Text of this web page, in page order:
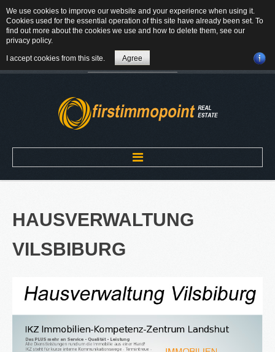
84184 Tiefenbach - Am Winkl 6
MAIL
ÜBER UNS
Firstimmopoint® ist eine Vertriebsorganisation für den Verkauf von
Gewerbeflächen.
HAUSVERWALTUNG
VILSBIBURG
We use cookies to improve our website and your experience when using it.
Cookies used for the essential operation of this site have already been set. To
find out more about the cookies we use and how to delete them, see our
privacy policy.
I accept cookies from this site. Agree